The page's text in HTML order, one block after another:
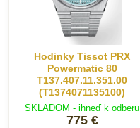
Hodinky Tissot PRX
Powermatic 80
T137.407.11.351.00
(T1374071135100)
SKLADOM - ihneď k odberu
775 €